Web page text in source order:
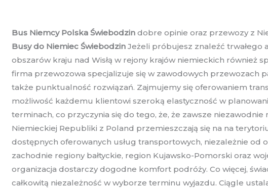
Bus Niemcy Polska Świebodzin dobre opinie oraz przewozy z
Busy do Niemiec Świebodzin Jeżeli próbujesz znaleźć trwałego
obszarów kraju nad Wisłą w rejony krajów niemieckich również
firma przewozowa specjalizuje się w zawodowych przewozach
także punktualność rozwiązań. Zajmujemy się oferowaniem
możliwość każdemu klientowi szeroką elastyczność w
terminach, co przyczynia się do tego, że, że zawsze
Niemieckiej Republiki z Poland przemieszczają się na na
dostępnych oferowanych usług transportowych, niezależnie od
zachodnie regiony bałtyckie, region Kujawsko-Pomorski oraz
organizacja dostarczy dogodne komfort podróży. Co więcej,
całkowitą niezależność w wyborze terminu wyjazdu. Ciągle